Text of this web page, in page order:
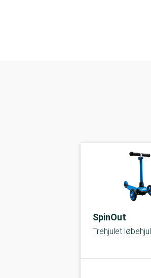
SpinOut
Trehjulet løbehjul